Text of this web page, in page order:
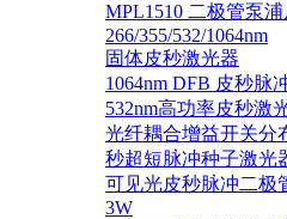
MPL1510 二极管泵
266/355/532/1064nm
固体皮秒激光器
1064nm DFB 皮秒脉
532nm高功率皮秒激
光纤耦合增益开关分
秒超短脉冲种子激光
可见光皮秒脉冲二极
3W